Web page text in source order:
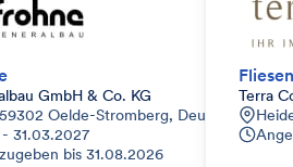
GmbH & Co. KG
Oelde-Stromberg, Deutschland
31.03.2027
bis 31.08.2026
Fliesen
Terra